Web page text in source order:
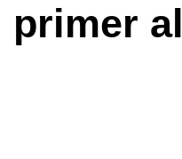
primer